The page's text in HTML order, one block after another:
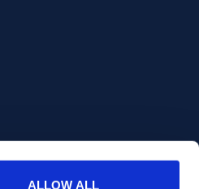
ALLOW ALL